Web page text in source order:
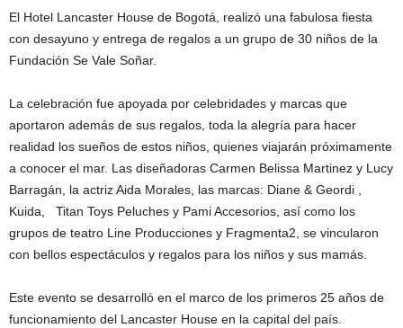
El Hotel Lancaster House de Bogotá, realizó una fabulosa fiesta
con desayuno y entrega de regalos a un grupo de 30 niños de la
Fundación Se Vale Soñar.
La celebración fue apoyada por celebridades y marcas que
aportaron además de sus regalos, toda la alegría para hacer
realidad los sueños de estos niños, quienes viajarán próximamente
a conocer el mar. Las diseñadoras Carmen Belissa Martinez y Lucy
Barragán, la actriz Aida Morales, las marcas: Diane & Geordi ,
Kuida, Titan Toys Peluches y Pami Accesorios, así como los
grupos de teatro Line Producciones y Fragmenta2, se vincularon
con bellos espectáculos y regalos para los niños y sus mamás.
Este evento se desarrolló en el marco de los primeros 25 años de
funcionamiento del Lancaster House en la capital del país.